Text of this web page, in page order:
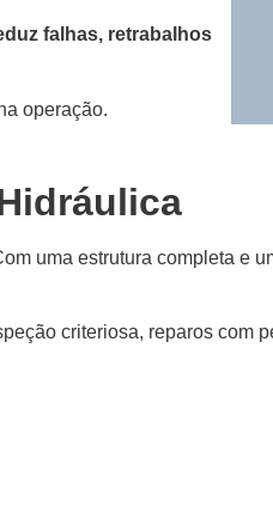
falhas, retrabalhos
operação.
uma estrutura completa e
criteriosa, reparos com